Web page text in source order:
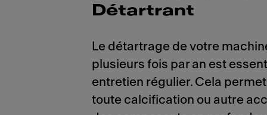
Détartrant
Le détartrage de votre
plusieurs fois par an est
entretien régulier. Cela
toute calcification ou autre